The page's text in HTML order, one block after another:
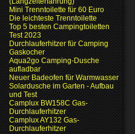
Mini Trenntoilette für 60 Euro
Die leichteste Trenntoilette
Top 5 besten Campingtoiletten
Test 2023
Durchlauferhitzer für Camping
Gaskocher
Aqua2go Camping-Dusche
aufladbar
Neuer Badeofen für Warmwasser
Solardusche im Garten - Aufbau
und Test
Camplux BW158C Gas-
Durchlauferhitzer
Camplux AY132 Gas-
Durchlauferhitzer